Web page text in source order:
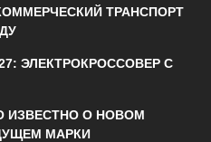
ТРАНСПОРТ
ЭЛЕКТРОКРОССОВЕР С
ИЗВЕСТНО О НОВОМ
МАРКИ